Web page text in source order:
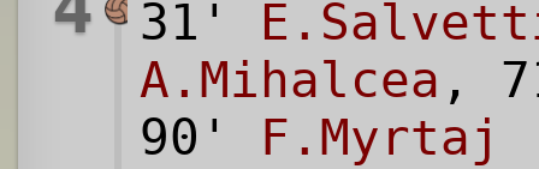
31'
A.Mihalcea ,
90' F.Myrtaj